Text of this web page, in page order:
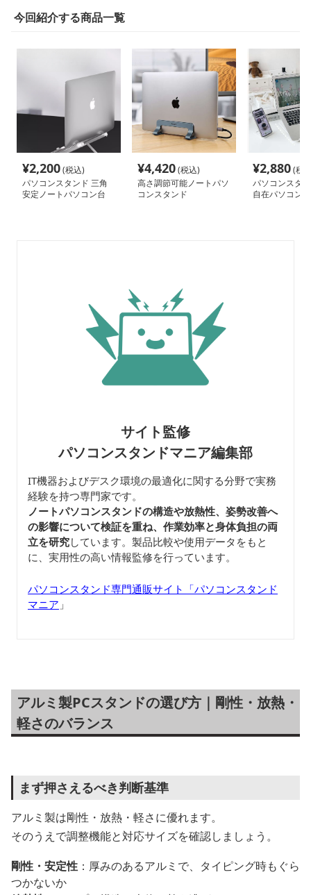
今回紹介する商品一覧
¥2,200(税込)
パソコンスタンド 三角
安定ノートパソコン台
¥4,420(税込)
高さ調節可能ノートパソ
コンスタンド
¥2,880(税
パソコンスタ
自在パソコン台
サイト監修
パソコンスタンドマニア編集部
IT機器およびデスク環境の最適化に関する分野で実務
経験を持つ専門家です。
ノートパソコンスタンドの構造や放熱性、姿勢改善へ
の影響について検証を重ね、作業効率と身体負担の両
立を研究しています。製品比較や使用データをもと
に、実用性の高い情報監修を行っています。
パソコンスタンド専門通販サイト「パソコンスタンド
マニア 」
アルミ製PCスタンドの選び方｜剛性・放熱・
軽さのバランス
まず押さえるべき判断基準
アルミ製は剛性・放熱・軽さに優れます。
そのうえで調整機能と対応サイズを確認しましょう。
剛性・安定性 ：厚みのあるアルミで、タイピング時もぐら
つかないか